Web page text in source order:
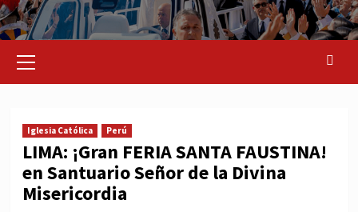
Menu
Iglesia Católica Perú
LIMA: ¡Gran FERIA SANTA FAUSTINA!
en Santuario Señor de la Divina
Misericordia